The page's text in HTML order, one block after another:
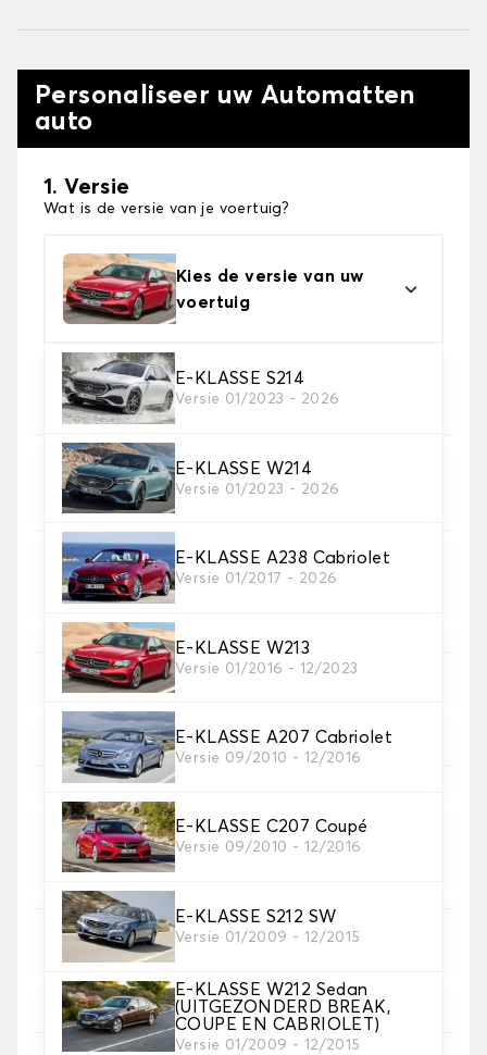
Personaliseer uw Automatten
auto
1. Versie
Wat is de versie van je voertuig?
Kies de versie van uw
voertuig
E-KLASSE S214
Versie 01/2023 - 2026
E-KLASSE W214
Versie 01/2023 - 2026
E-KLASSE A238 Cabriolet
Versie 01/2017 - 2026
E-KLASSE W213
Versie 01/2016 - 12/2023
E-KLASSE A207 Cabriolet
Versie 09/2010 - 12/2016
E-KLASSE C207 Coupé
Versie 09/2010 - 12/2016
E-KLASSE S212 SW
Versie 01/2009 - 12/2015
E-KLASSE W212 Sedan
(UITGEZONDERD BREAK,
COUPE EN CABRIOLET)
Versie 01/2009 - 12/2015
2. Materiaal
Kies het materiaal van uw automatten
3. Aantal matten
Selecteer het aantal automatten dat je nodig hebt.
4. Tapijt kleuren
Kies de kleur van je tapijt ..
5. Materiaal riem
Kies het materiaal voor de riem.
6. Kleur koord
Kies de kleur van de riem.
7. Autogrip antislip®
voor een optimale grip